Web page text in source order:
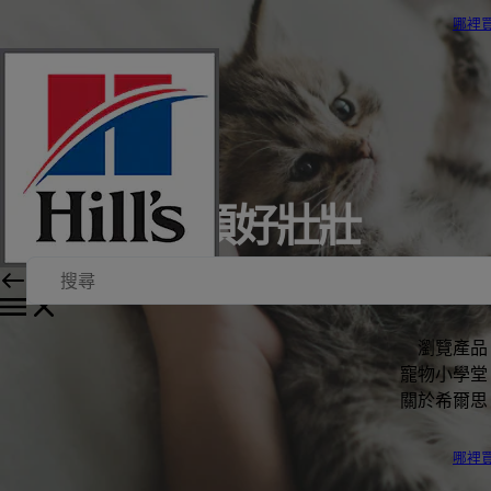
哪裡
瀏覽產品
寵物小學堂
關於希爾思
哪裡
從初生就頭好壯壯
以科學帶來改變